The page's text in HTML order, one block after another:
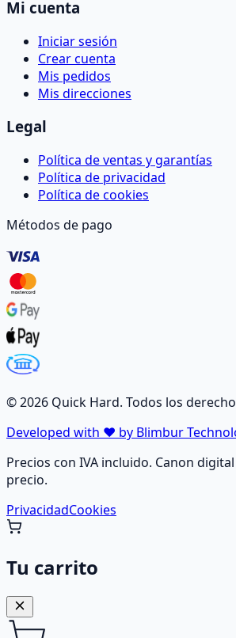
Mi cuenta
Iniciar sesión
Crear cuenta
Mis pedidos
Mis direcciones
Legal
Política de ventas y garantías
Política de privacidad
Política de cookies
Métodos de pago
©2026 Quick Hard. Todos los
Developed with ❤️ by Blimbur
Precios con IVA incluido. Canon
precio.
PrivacidadCookies
Tu carrito